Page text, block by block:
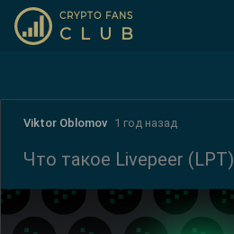
CRYPTO FANS
CLUB
Viktor Oblomov 1 год назад
Что такое Livepeer (LPT)